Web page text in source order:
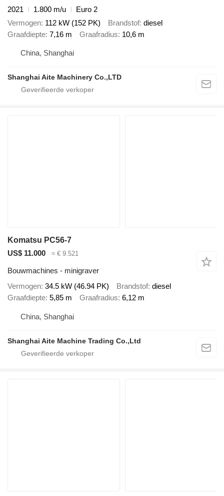
2021 1.800 m/u
Euro 2
Vermogen 112 kW (152 PK) Brandstof diesel
Graafdiepte 7,16 m Graafradius 10,6 m
China, Shanghai
Shanghai Aite Machinery Co.,LTD
Komatsu PC56-7
US$ 11.000
≈ € 9.521
Bouwmachines - minigraver
Vermogen 34.5 kW (46.94 PK) Brandstof diesel
Graafdiepte 5,85 m Graafradius 6,12 m
China, Shanghai
Shanghai Aite Machine Trading Co.,Ltd